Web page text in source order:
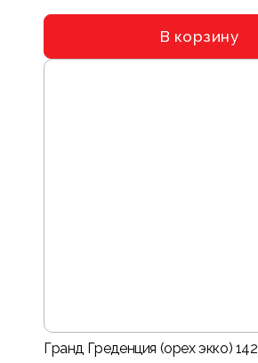
В корзину
Гранд Греденция (орех экко)